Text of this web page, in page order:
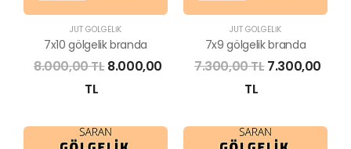
JÜT GÖLGELİK
7x10 gölgelik branda
8.000,00 TL8.000,00
TL
JÜT GÖLGELİK
7x9 gölgelik branda
7.300,00 TL7.300,00
TL